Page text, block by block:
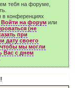
тебя на форуме,
в конференциях
Войти на форум или
(не
при
дату своего
мы могли
Вас с днем